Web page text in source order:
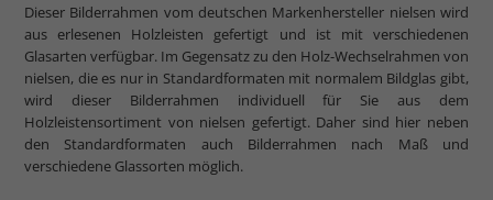
Dieser Bilderrahmen vom deutschen Markenhersteller nielsen wird
aus erlesenen Holzleisten gefertigt und ist mit verschiedenen
Glasarten verfügbar. Im Gegensatz zu den Holz-Wechselrahmen von
nielsen, die es nur in Standardformaten mit normalem Bildglas gibt,
wird dieser Bilderrahmen individuell für Sie aus dem
Holzleistensortiment von nielsen gefertigt. Daher sind hier neben
den Standardformaten auch Bilderrahmen nach Maß und
verschiedene Glassorten möglich.